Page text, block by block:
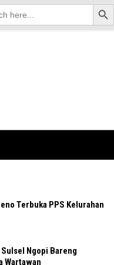
Search Button
Terbuka PPS Kelurahan
Sulsel Ngopi Bareng
Wartawan